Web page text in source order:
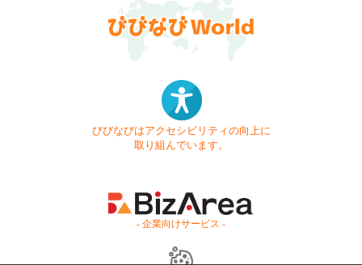
びびなびはアクセシビリティの向上に
取り組んでいます。
- 企業向けサービス -